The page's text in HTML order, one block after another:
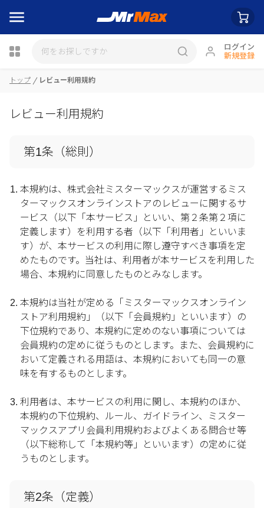
ログイン
新規登録
瓶詰
トップ レビュー利用規約
レビュー利用規約
第1条（総則）
本規約は、株式会社ミスターマックスが運営するミス
ターマックスオンラインストアのレビューに関するサ
ービス（以下「本サービス」といい、第２条第２項に
定義します）を利用する者（以下「利用者」といいま
す）が、本サービスの利用に際し遵守すべき事項を定
めたものです。当社は、利用者が本サービスを利用した
場合、本規約に同意したものとみなします。
本規約は当社が定める「ミスターマックスオンライン
ストア利用規約」（以下「会員規約」といいます）の
下位規約であり、本規約に定めのない事項については
会員規約の定めに従うものとします。また、会員規約に
おいて定義される用語は、本規約においても同一の意
味を有するものとします。
利用者は、本サービスの利用に関し、本規約のほか、
本規約の下位規約、ルール、ガイドライン、ミスター
マックスアプリ会員利用規約およびよくある問合せ等
（以下総称して「本規約等」といいます）の定めに従
うものとします。
第2条（定義）